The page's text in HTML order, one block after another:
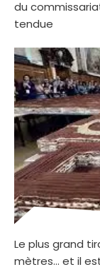
du
tendue
Le plus grand
mètres… et il